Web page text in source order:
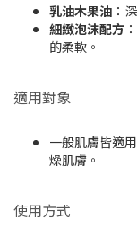
乳油木果油 ：
細緻泡沫配方
的柔軟。
適用對象
一般肌膚皆適
燥肌膚。
使用方式